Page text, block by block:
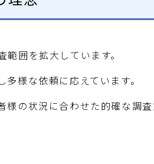
範囲を拡大しています。
様な依頼に応えています。
の状況に合わせた的確な調